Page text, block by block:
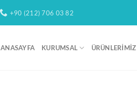
+90 (212) 706 03 82
ANASAYFA KURUMSAL ÜRÜNLERIMIZ